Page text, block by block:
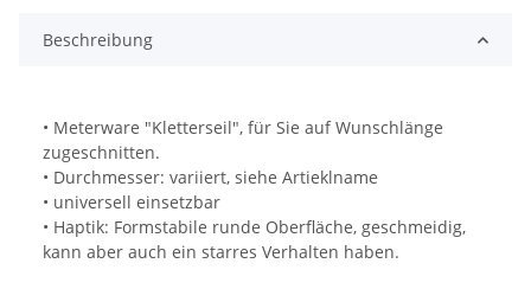
Beschreibung
• Meterware "Kletterseil", für Sie auf Wunschlänge
zugeschnitten.
• Durchmesser: variiert, siehe Artieklname
• universell einsetzbar
• Haptik: Formstabile runde Oberfläche, geschmeidig,
kann aber auch ein starres Verhalten haben.